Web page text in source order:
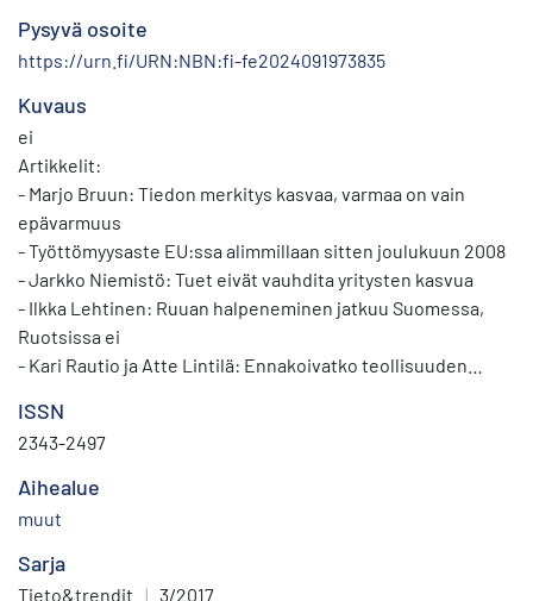
Pysyvä osoite
https://urn.fi/URN:NBN:fi-fe2024091973835
Kuvaus
ei
Artikkelit:
- Marjo Bruun: Tiedon merkitys kasvaa, varmaa on vain
epävarmuus
- Työttömyysaste EU:ssa alimmillaan sitten joulukuun 2008
- Jarkko Niemistö: Tuet eivät vauhdita yritysten kasvua
- Ilkka Lehtinen: Ruuan halpeneminen jatkuu Suomessa,
Ruotsissa ei
- Kari Rautio ja Atte Lintilä: Ennakoivatko teollisuuden
- Atro Andersson: Pientalorakentamisen lasku taittunut –
omatoimirakentaminen hiipuu
- Jose Lahtinen: Asuinkerrostaloja vauhdilla, muu
vain harva yritys on rautaa
- Arno Kotro: Uusi oppilasarviointi jättää hämmennyksen
ISSN
2343-2497
Aihealue
muut
Sarja
Tieto&trendit | 3/2017